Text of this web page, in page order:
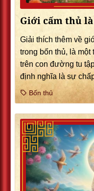
Giới cấm thủ
Giải thích thêm về
trong bốn thủ, là
trên con đường tu
định nghĩa là sự
Bốn thủ